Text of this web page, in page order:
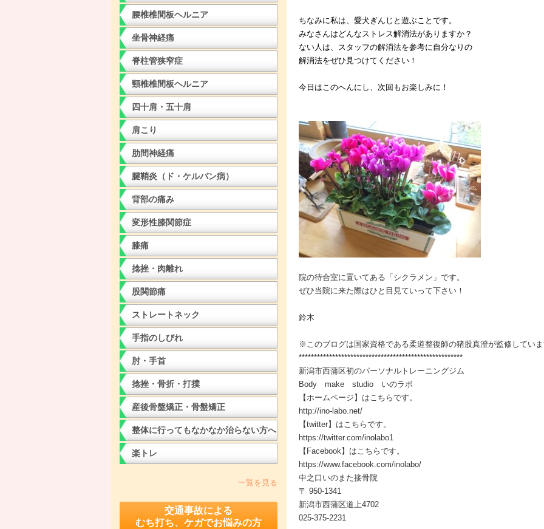
ちなみに私は、愛犬ぎんじと遊ぶことです。
みなさんはどんなストレス解消法がありますか？
ない人は、スタッフの解消法を参考に自分なりの
解消法をぜひ見つけてください！
今日はこのへんにし、次回もお楽しみに！
院の待合室に置いてある「シクラメン」です。
ぜひ当院に来た際はひと目見ていって下さい！
鈴木
※このブログは国家資格である柔道整復師の猪股真澄が監修してい
******************************************************
新潟市西蒲区初のパーソナルトレーニングジム
Body make studio いのラボ
【ホームページ】はこちらです。
http://ino-labo.net/
【twitter】はこちらです。
https://twitter.com/inolabo1
【Facebook】はこちらです。
https://www.facebook.com/inolabo/
中之口いのまた接骨院
〒 950-1341
新潟市西蒲区道上4702
025-375-2231
腰椎椎間板ヘルニア
坐骨神経痛
脊柱管狭窄症
頸椎椎間板ヘルニア
四十肩・五十肩
肩こり
肋間神経痛
腱鞘炎（ド・ケルバン病）
背部の痛み
変形性膝関節症
膝痛
捻挫・肉離れ
股関節痛
ストレートネック
手指のしびれ
肘・手首
捻挫・骨折・打撲
産後骨盤矯正・骨盤矯正
整体に行ってもなかなか治らない方へ
楽トレ
一覧を見る
交通事故による
むち打ち、ケガでお悩みの方